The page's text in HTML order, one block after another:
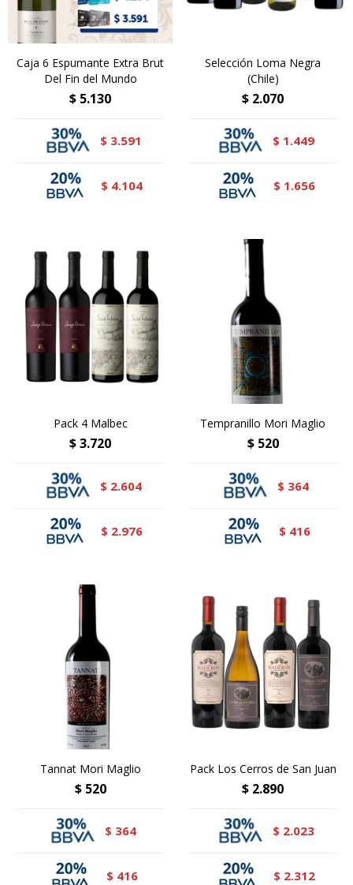
Caja 6 Espumante Extra Brut
Del Fin del Mundo
$ 5.130
$ 3.591
$ 4.104
Selección Loma Negra
(Chile)
$ 2.070
$ 1.449
$ 1.656
Pack 4 Malbec
$3.720
$ 2.604
$ 2.976
Tempranillo Mori Maglio
$ 520
$ 364
$ 416
Tannat Mori Maglio
$ 520
$ 364
$ 416
Pack Los Cerros de San Juan
$ 2.890
$ 2.023
$ 2.312